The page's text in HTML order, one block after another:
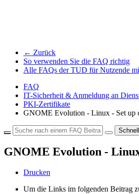
← Zurück
So verwenden Sie die FAQ richtig
Alle FAQs der TUD für Nutzende
FAQ
IT-Sicherheit & Anmeldung an
PKI-Zertifikate
GNOME Evolution - Linux - Set up
GNOME Evolution -
Drucken
Um die Links im folgenden Beitrag